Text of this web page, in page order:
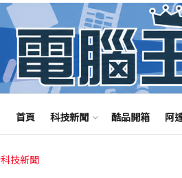
首頁 科技新聞 酷品開箱 阿
技新聞